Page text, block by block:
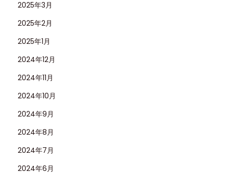
2025年3月
2025年2月
2025年1月
2024年12月
2024年11月
2024年10月
2024年9月
2024年8月
2024年7月
2024年6月